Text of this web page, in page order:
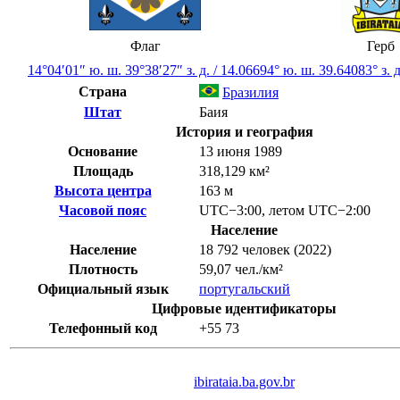
Флаг
Герб
14°04′01″ ю. ш. 39°38′27″ з. д. / 14.06694° ю. ш. 39.64083° з.
Страна
Бразилия
Штат
Баия
История и география
Основание
13 июня 1989
Площадь
318,129 км²
Высота центра
163 м
Часовой пояс
UTC−3:00, летом UTC−2:00
Население
Население
18 792 человек (2022)
Плотность
59,07 чел./км²
Официальный язык
португальский
Цифровые идентификаторы
Телефонный код
+55 73
ibirataia.ba.gov.br